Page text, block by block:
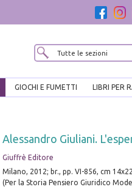
GIOCHI E FUMETTI LIBRI PER
Alessandro Giuliani.
Giuffrè Editore
Milano, 2012; br., pp. VI-856, cm
(Per la Storia Pensiero Giuridico